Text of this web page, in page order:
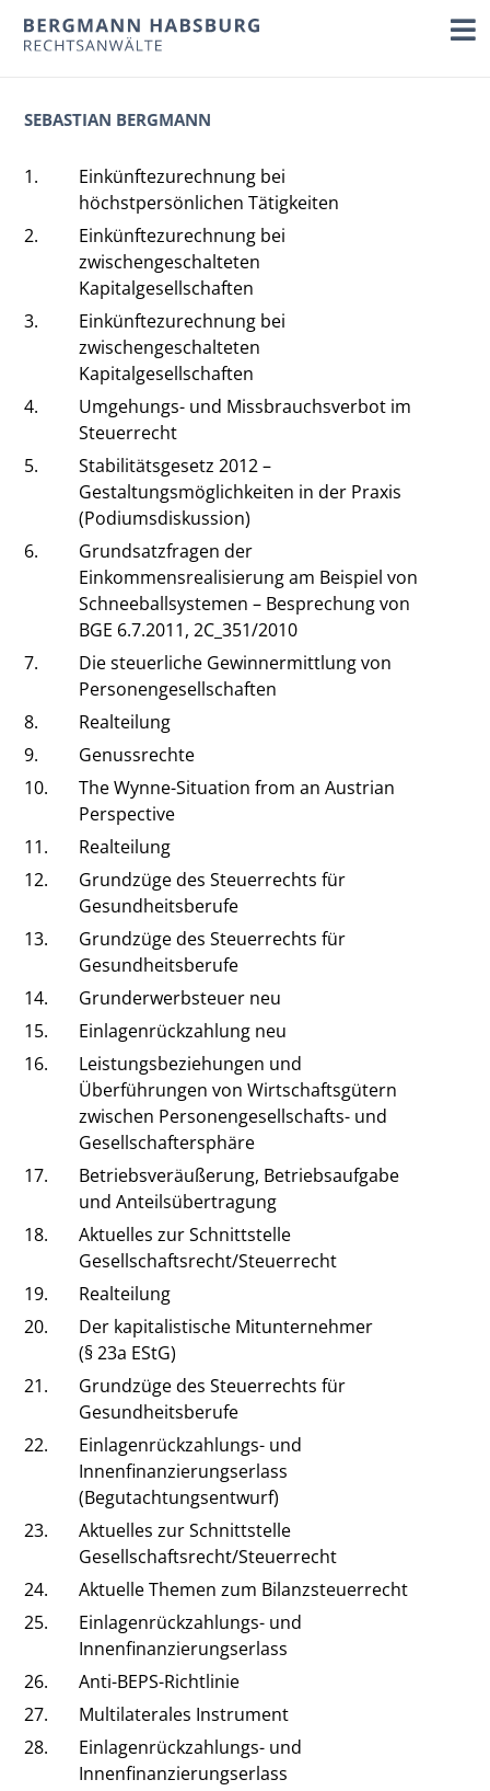
SEBASTIAN BERGMANN
1.
Einkünftezurechnung bei
höchstpersönlichen Tätigkeiten
2.
Einkünftezurechnung bei
zwischengeschalteten
Kapitalgesellschaften
3.
Einkünftezurechnung bei
zwischengeschalteten
Kapitalgesellschaften
4.
Umgehungs- und Missbrauchsverbot im
Steuerrecht
5.
Stabilitätsgesetz 2012 –
Gestaltungsmöglichkeiten in der Praxis
(Podiumsdiskussion)
6.
Grundsatzfragen der
Einkommensrealisierung am Beispiel von
Schneeballsystemen – Besprechung von
BGE 6.7.2011, 2C_351/2010
7.
Die steuerliche Gewinnermittlung von
Personengesellschaften
8.
Realteilung
9.
Genussrechte
10.
The Wynne-Situation from an Austrian
Perspective
11.
Realteilung
12.
Grundzüge des Steuerrechts für
Gesundheitsberufe
13.
Grundzüge des Steuerrechts für
Gesundheitsberufe
14.
Grunderwerbsteuer neu
15.
Einlagenrückzahlung neu
16.
Leistungsbeziehungen und
Überführungen von Wirtschaftsgütern
zwischen Personengesellschafts- und
Gesellschaftersphäre
17.
Betriebsveräußerung, Betriebsaufgabe
und Anteilsübertragung
18.
Aktuelles zur Schnittstelle
Gesellschaftsrecht/Steuerrecht
19.
Realteilung
20.
Der kapitalistische Mitunternehmer
(§ 23a EStG)
21.
Grundzüge des Steuerrechts für
Gesundheitsberufe
22.
Einlagenrückzahlungs- und
Innenfinanzierungserlass
(Begutachtungsentwurf)
23.
Aktuelles zur Schnittstelle
Gesellschaftsrecht/Steuerrecht
24.
Aktuelle Themen zum Bilanzsteuerrecht
25.
Einlagenrückzahlungs- und
Innenfinanzierungserlass
26.
Anti-BEPS-Richtlinie
27.
Multilaterales Instrument
28.
Einlagenrückzahlungs- und
Innenfinanzierungserlass